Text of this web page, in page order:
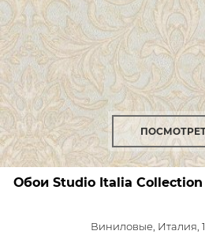
Обои Studio Italia
Виниловые, Италия,